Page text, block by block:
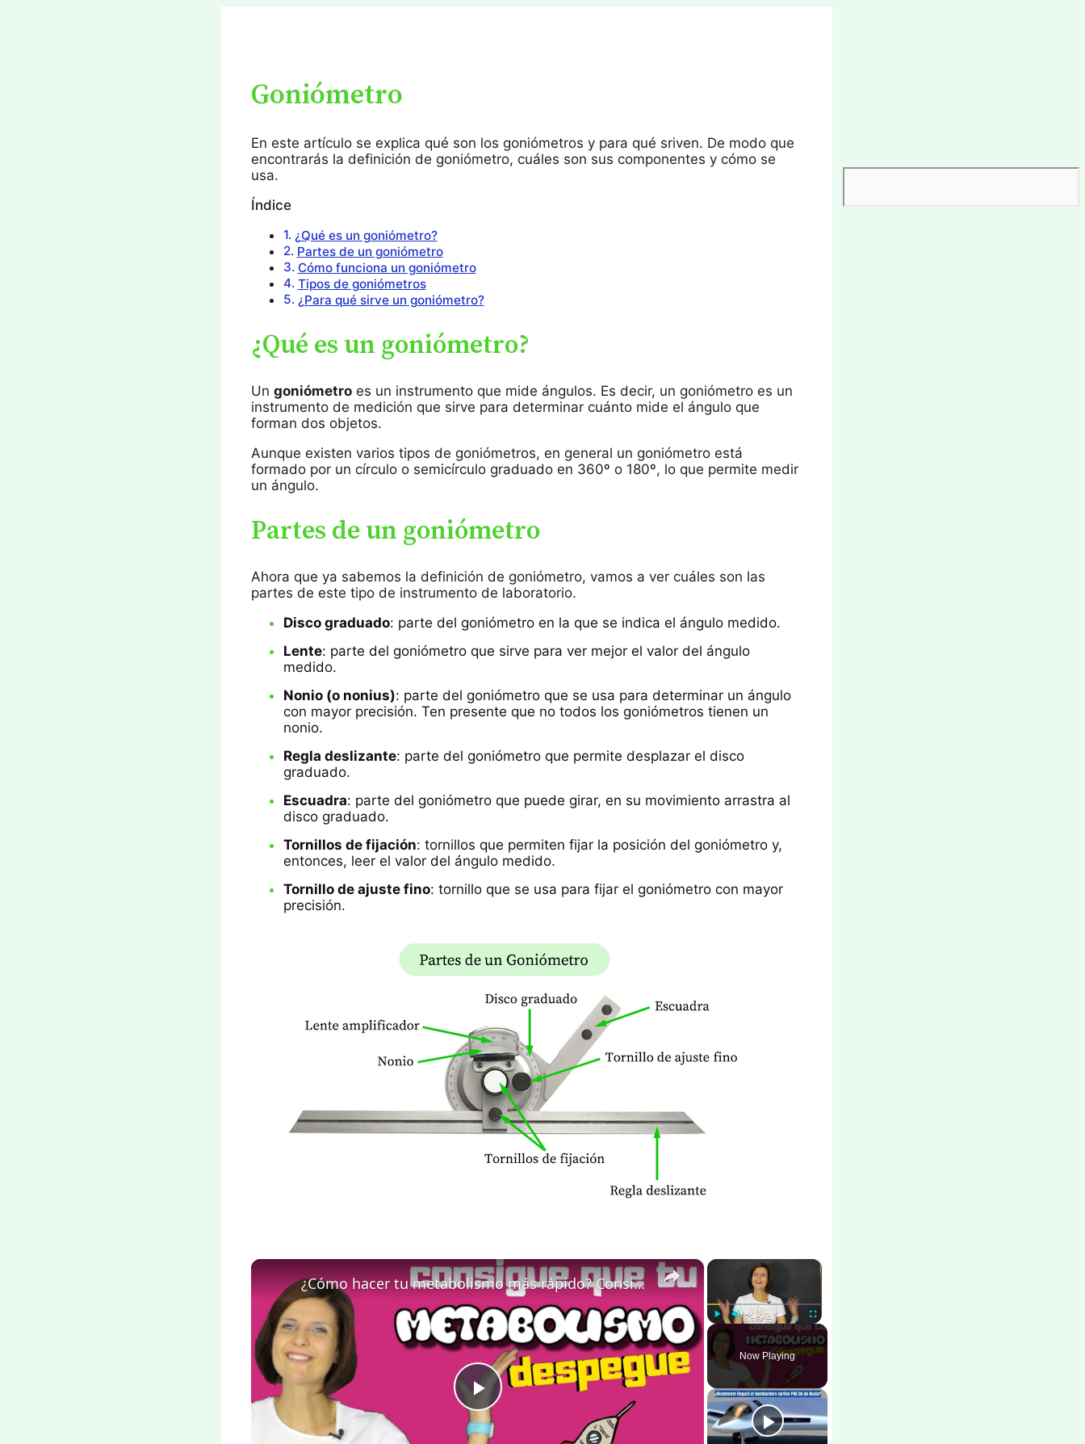
Goniómetro
En este artículo se explica qué son los goniómetros y para qué sriven. De modo que
encontrarás la definición de goniómetro, cuáles son sus componentes y cómo se
usa.
Índice
¿Qué es un goniómetro?
Partes de un goniómetro
Cómo funciona un goniómetro
Tipos de goniómetros
¿Para qué sirve un goniómetro?
¿Qué es un goniómetro?
Ungoniómetro es un instrumento que mide ángulos. Es decir, un goniómetro es un
instrumento de medición que sirve para determinar cuánto mide el ángulo que
forman dos objetos.
Aunque existen varios tipos de goniómetros, en general un goniómetro está
formado por un círculo o semicírculo graduado en 360º o 180º, lo que permite medir
un ángulo.
Partes de un goniómetro
Ahora que ya sabemos la definición de goniómetro, vamos a ver cuáles son las
partes de este tipo de instrumento de laboratorio.
Disco graduado: parte del goniómetro en la que se indica el ángulo medido.
Lente: parte del goniómetro que sirve para ver mejor el valor del ángulo
medido.
Nonio (o nonius): parte del goniómetro que se usa para determinar un ángulo
con mayor precisión. Ten presente que no todos los goniómetros tienen un
nonio.
Regla deslizante: parte del goniómetro que permite desplazar el disco
graduado.
Escuadra: parte del goniómetro que puede girar, en su movimiento arrastra al
disco graduado.
Tornillos de fijación: tornillos que permiten fijar la posición del goniómetro y,
entonces, leer el valor del ángulo medido.
Tornillo de ajuste fino: tornillo que se usa para fijar el goniómetro con mayor
precisión.
×
Play Unmute Fullscreen
Now Playing
×
Play
¿Cómo hacer tu metabolismo más rápido? Consigue que tu metabolismo despegue